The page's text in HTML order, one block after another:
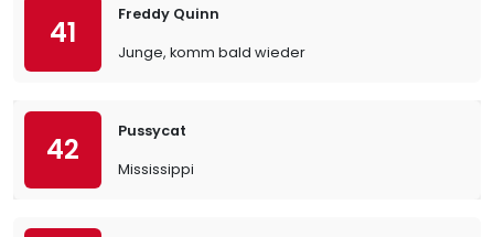
41
Freddy Quinn
Junge, komm bald wieder
42
Pussycat
Mississippi